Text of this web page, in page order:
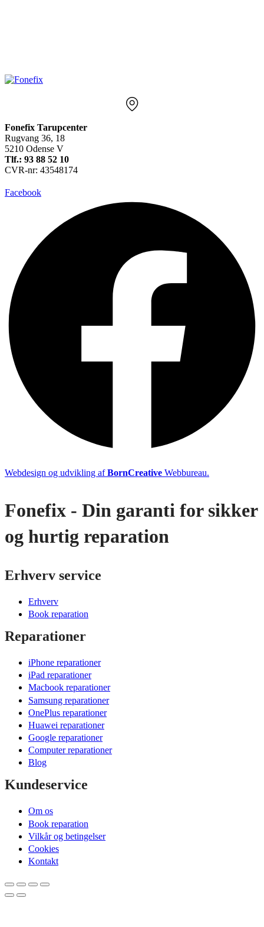
Fonefix Tarupcenter
Rugvang 36, 18
5210 Odense V
Tlf.: 93 88 52 10
CVR-nr: 43548174
Facebook
Webdesign og udvikling afBornCreative Webbureau.
Fonefix - Din garanti for sikker
og hurtig reparation
Erhverv service
Erhverv
Book reparation
Reparationer
iPhone reparationer
iPad reparationer
Macbook reparationer
Samsung reparationer
OnePlus reparationer
Huawei reparationer
Google reparationer
Computer reparationer
Blog
Kundeservice
Om os
Book reparation
Vilkår og betingelser
Cookies
Kontakt